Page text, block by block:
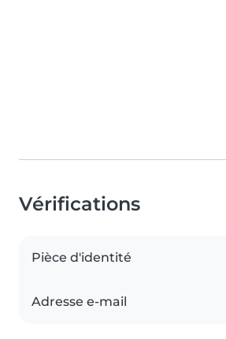
Vérifications
Pièce d'identité
Adresse e-mail